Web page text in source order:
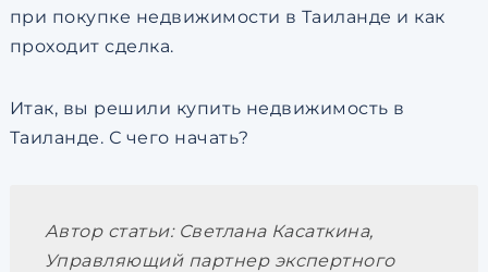
при покупке недвижимости в Таиланде и как
проходит сделка.
Итак, вы решили купить недвижимость в
Таиланде. С чего начать?
Автор статьи: Светлана Касаткина,
Управляющий партнер экспертного